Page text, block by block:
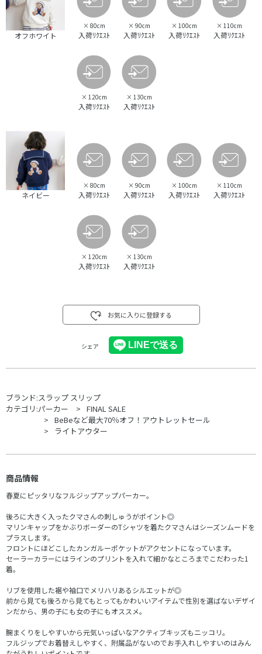
オフホワイト
× 80cm
入荷ﾘｸｴｽﾄ
× 90cm
入荷ﾘｸｴｽﾄ
× 100cm
入荷ﾘｸｴｽﾄ
× 110cm
入荷ﾘｸｴｽﾄ
× 120cm
入荷ﾘｸｴｽﾄ
× 130cm
入荷ﾘｸｴｽﾄ
ネイビー
× 80cm
入荷ﾘｸｴｽﾄ
× 90cm
入荷ﾘｸｴｽﾄ
× 100cm
入荷ﾘｸｴｽﾄ
× 110cm
入荷ﾘｸｴｽﾄ
× 120cm
入荷ﾘｸｴｽﾄ
× 130cm
入荷ﾘｸｴｽﾄ
お気に入りに登録する
シェア
ブランド:スラップ スリップ
カテゴリ:パーカー
FINAL SALE
BeBeなど最大70％オフ！アウトレットセール
ライトアウター
商品情報
春夏にピッタリなフルジップアップパーカー。
後ろに大きく入ったクマさんの刺しゅうがポイント◎
マリンキャップをかぶりボーダーのTシャツを着たクマさんはシーズンムードを
プラスします。
フロントにほどこしたカンガルーポケットがアクセントになっています。
セーラーカラーにはラインのプリントを入れて細かなところまでこだわった1
着。
リブを使用した裾や袖口でメリハリあるシルエットが◎
前から見ても後ろから見てもとってもかわいいアイテムで性別を選ばないデザイ
ンだから、男の子にも女の子にもオススメ。
腕まくりをしやすいから元気いっぱいなアクティブキッズもニッコリ。
フルジップでお着替えしやすく、附属品がないのでお手入れしやすいのはみん